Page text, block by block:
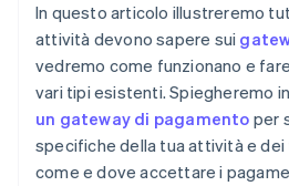
In questo articolo illustreremo
attività devono sapere sui
vedremo come funzionano e
vari tipi esistenti. Spiegheremo
un gateway di pagamento per
specifiche della tua attività e dei
come e dove accettare i